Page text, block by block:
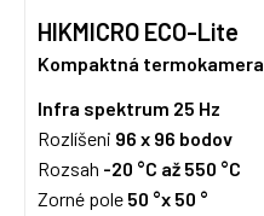
HIKMICRO ECO-Lite
Kompaktná termokamera
Infra spektrum 25 Hz
Rozlíšeni 96 x 96 bodov
Rozsah -20 °C až 550 °C
Zorné pole 50 °x 50 °